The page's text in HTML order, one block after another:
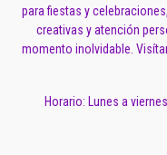
para fiestas y
creativas y atención
momento inolvidable.
Horario: Lunes a